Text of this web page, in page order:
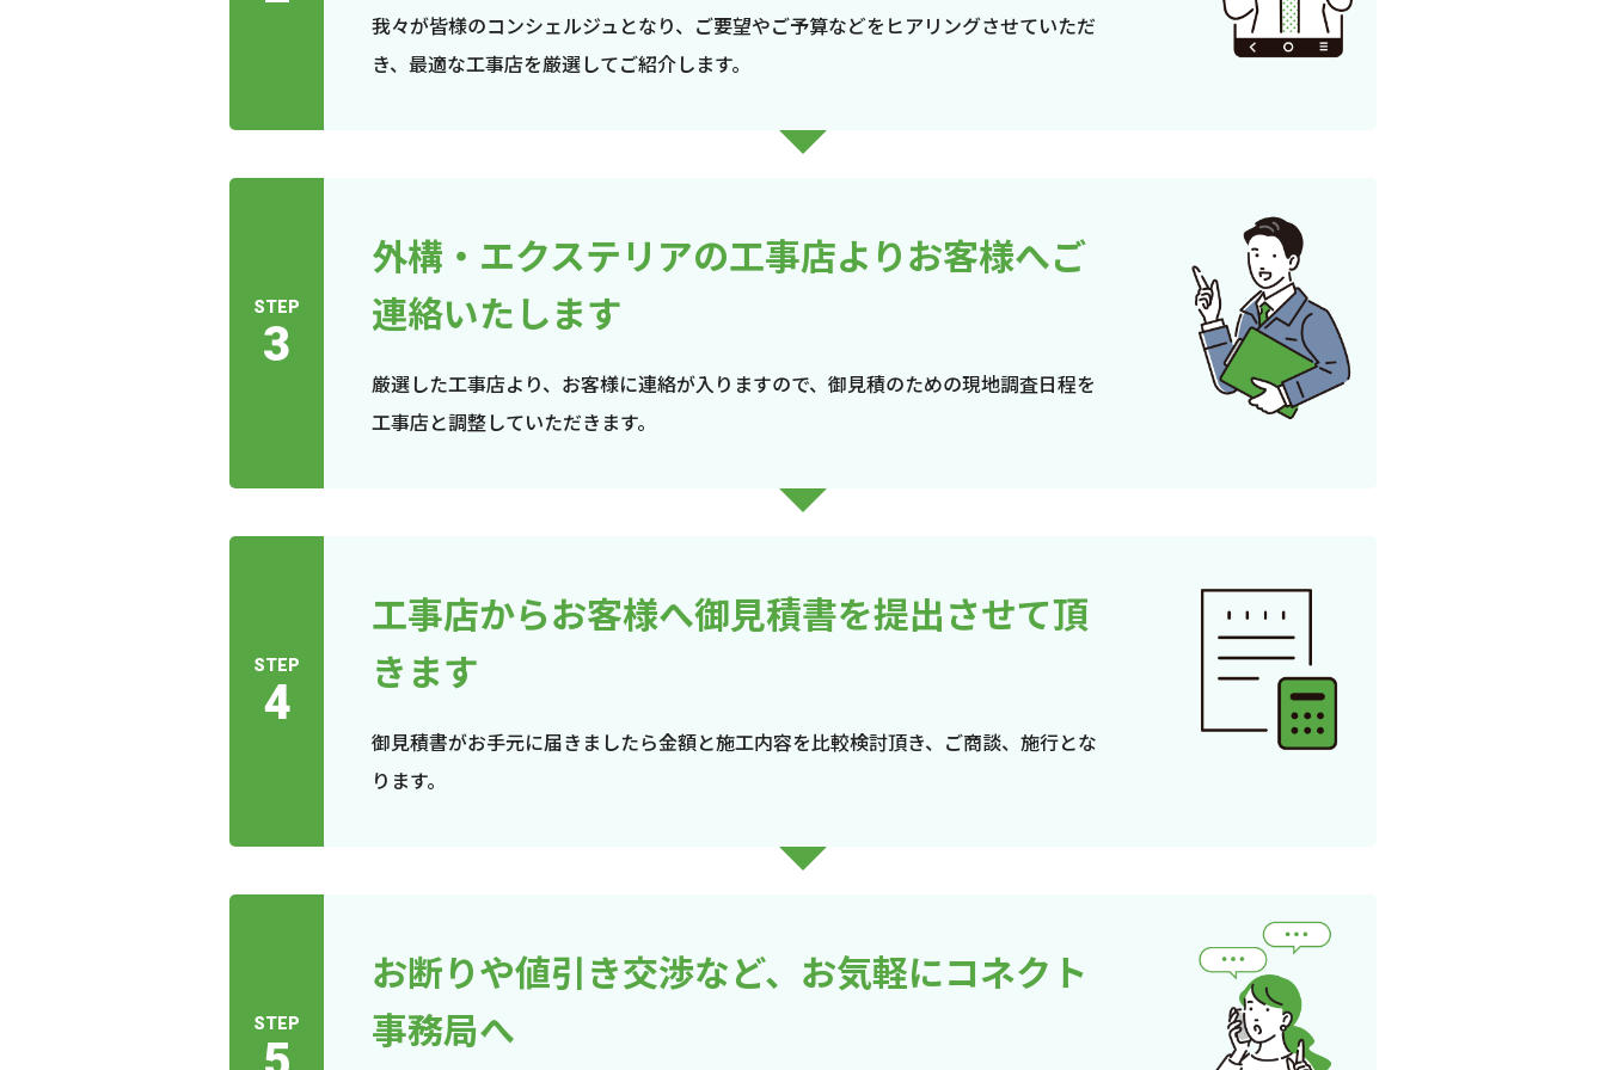
我々が皆様のコンシェルジュとなり、ご要望やご予算などをヒアリングさせていただ
き、最適な工事店を厳選してご紹介します。
STEP
3
外構・エクステリアの工事店よりお客様へご
連絡いたします
厳選した工事店より、お客様に連絡が入りますので、御見積のための現地調査日程を
工事店と調整していただきます。
STEP
4
工事店からお客様へ御見積書を提出させて頂
きます
御見積書がお手元に届きましたら金額と施工内容を比較検討頂き、ご商談、施行とな
ります。
STEP
お断りや値引き交渉など、お気軽にコネクト
事務局へ